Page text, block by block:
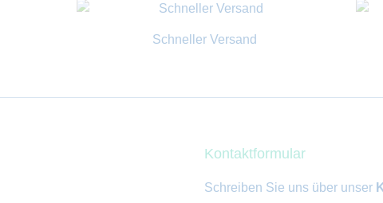
Schneller Versand
Kontaktformular
Schreiben Sie uns über unser